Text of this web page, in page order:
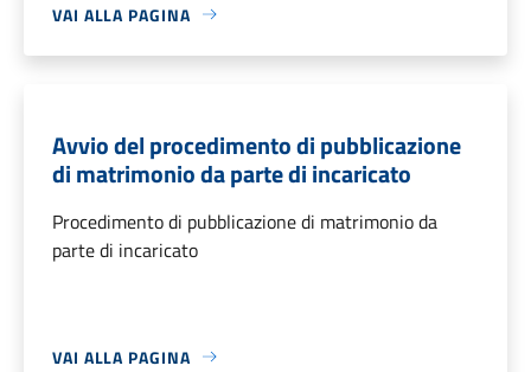
VAI ALLA PAGINA
Avvio del procedimento di pubblicazione
di matrimonio da parte di incaricato
Procedimento di pubblicazione di matrimonio da
parte di incaricato
VAI ALLA PAGINA